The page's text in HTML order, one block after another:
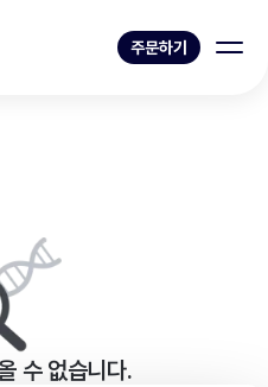
주문하기
수 없습니다.